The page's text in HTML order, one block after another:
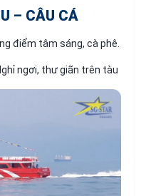
– CÂU CÁ
điểm tâm sáng, cà phê.
ngơi, thư giãn trên tàu